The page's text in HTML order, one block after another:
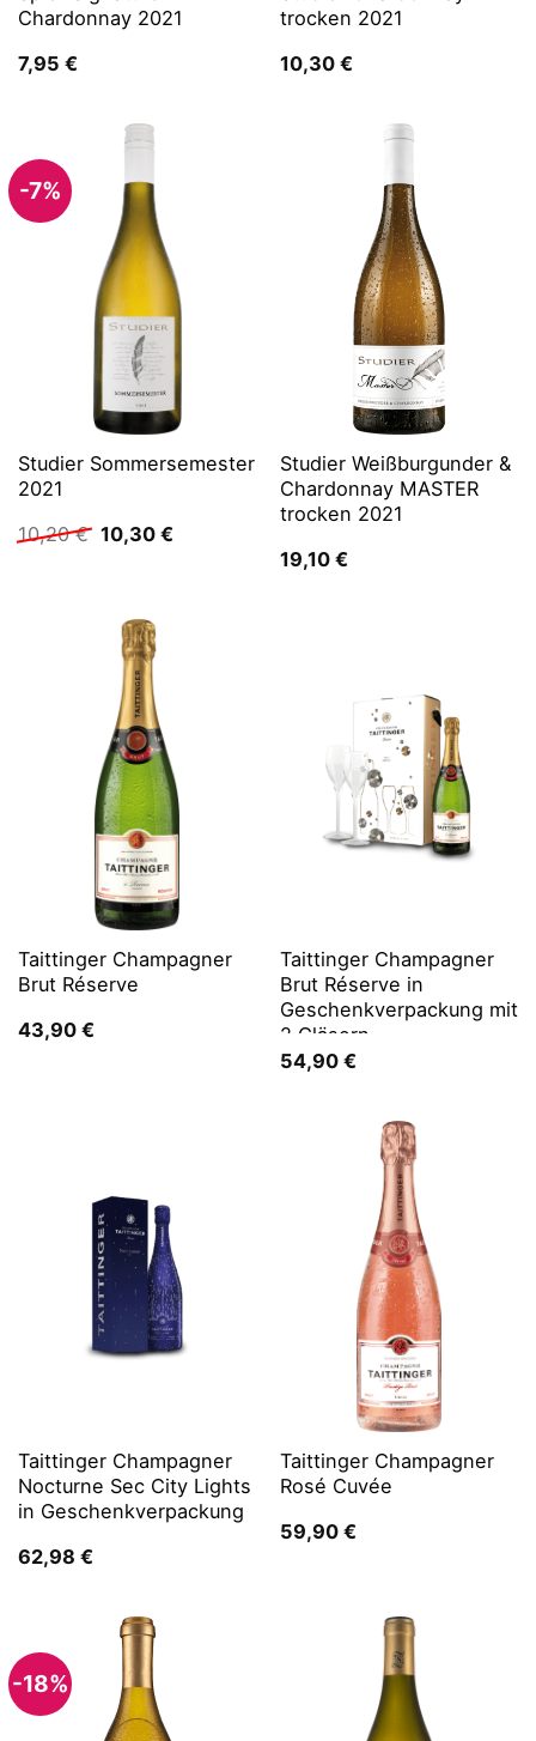
Chardonnay 2021
7,95 €
trocken 2021
10,30 €
-7%
Studier Sommersemester
2021
10,20€ Ursprünglicher
Preis
10,30 €Aktueller
Studier Weißburgunder &
Chardonnay MASTER
trocken 2021
19,10 €
Taittinger Champagner
Brut Réserve
43,90 €
Taittinger Champagner
Brut Réserve in
Geschenkverpackung mit
2 Gläsern
54,90 €
Taittinger Champagner
Nocturne Sec City Lights
in Geschenkverpackung
62,98 €
Taittinger Champagner
Rosé Cuvée
59,90 €
-18%